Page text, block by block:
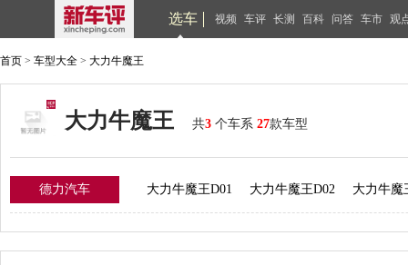
选车 视频 车评 长测 百科 问答 车市 观
首页 > 车型大全 > 大力牛魔王
大力牛魔王 共3 个车系 27款车型
德力汽车 大力牛魔王D01 大力牛魔王D02 大力牛魔